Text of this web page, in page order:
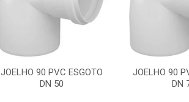
JOELHO 90 PVC ESGOTO
DN 50
JOELHO 90
DN